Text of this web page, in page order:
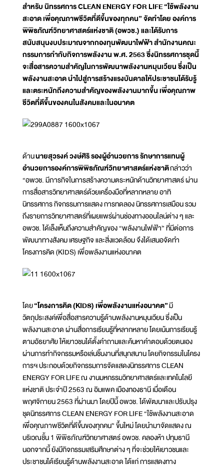
สำหรับ นิทรรศการ CLEAN ENERGY FOR LIFE “ใช้พลังงาน
สะอาด เพื่อคุณภาพชีวิตที่ดีขึ้นของทุกคน” จัดทำโดย องค์การ
พิพิธภัณฑ์วิทยาศาสตร์แห่งชาติ (อพวช.) และได้รับการ
สนับสนุนงบประมาณจากกองทุนพัฒนาไฟฟ้า สำนักงานคณะ
กรรมการกำกับกิจการพลังงาน พ.ศ. 2563 ซึ่งนิทรรศการชุดนี้
จะสื่อสารความสำคัญในการพัฒนาพลังงานหมุนเวียน ซึ่งเป็น
พลังงานสะอาด นำไปสู่การสร้างแรงบันดาลให้ประชาชนได้รับรู้
และตระหนักถึงความสำคัญของพลังงานมากขึ้น เพื่อคุณภาพ
ชีวิตที่ดีขึ้นของคนในสังคมและในอนาคต
ด้านนายสุวรงค์ วงษ์ศิริ รองผู้อำนวยการ รักษาการแทนผู้
อำนวยการองค์การพิพิธภัณฑ์วิทยาศาสตร์แห่งชาติกล่าวว่า
“อพวช. มีภารกิจในการสร้างความตระหนักด้านวิทยาศาสตร์ ผ่าน
การสื่อสารวิทยาศาสตร์ด้วยเครื่องมือที่หลากหลาย อาทิ
นิทรรศการ กิจกรรมการแสดง การทดลอง นิทรรศการเสมือน รวม
ถึงรายการวิทยาศาสตร์ที่เผยแพร่ผ่านช่องทางออนไลน์ต่าง ๆ และ
อพวช. ได้เล็งเห็นถึงความสำคัญของ “พลังงานไฟฟ้า” ที่มีต่อการ
พัฒนาทางสังคม เศรษฐกิจ และสิ่งแวดล้อม จึงได้เสนอจัดทำ
โครงการคิด (KIDS) เพื่อพลังงานแห่งอนาคต
โดย“โครงการคิด (KIDS) เพื่อพลังงานแห่งอนาคต”มี
วัตถุประสงค์เพื่อสื่อสารความรู้ด้านพลังงานหมุนเวียน ซึ่งเป็น
พลังงานสะอาด ผ่านสื่อการเรียนรู้ที่หลากหลาย โดยเน้นการเรียนรู้
ตามอัธยาศัย ให้เยาวชนได้ตั้งคำถามและค้นหาคำตอบด้วยตนเอง
ผ่านการทำกิจกรรมหรือเล่นชิ้นงานที่สนุกสนาน โดยกิจกรรมในโครง
การฯ ประกอบด้วยกิจกรรมการจัดแสดงนิทรรศการ CLEAN
ENERGY FOR LIFE ณ งานมหกรรมวิทยาศาสตร์และเทคโนโลยี
แห่งชาติ ประจำปี 2563 ณ อิมแพค เมืองทองธานี เมื่อเดือน
พฤศจิกายน 2563 ที่ผ่านมา โดยปีนี้ อพวช. ได้พัฒนาและปรับปรุง
ชุดนิทรรศการ CLEAN ENERGY FOR LIFE “ใช้พลังงานสะอาด
เพื่อคุณภาพชีวิตที่ดีขึ้นของทุกคน” ขึ้นใหม่ โดยนำมาจัดแสดง ณ
บริเวณชั้น 1 พิพิธภัณฑ์วิทยาศาสตร์ อพวช. คลองห้า ปทุมธานี
นอกจากนี้ ยังมีกิจกรรมเสริมศึกษาต่าง ๆ ที่จะช่วยให้เยาวชนและ
ประชาชนได้เรียนรู้ด้านพลังงานสะอาด ได้แก่ การแสดงทาง